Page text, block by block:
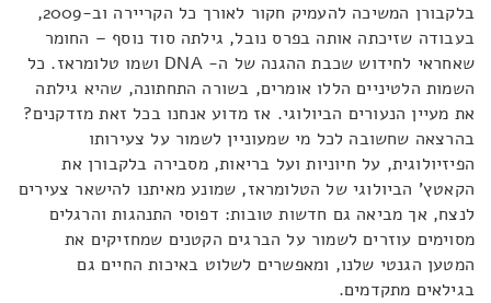
בלקבורן המשיכה להעמיק חקור לאורך כל הקריירה וב-2009,
בעבודה שזיכתה אותה בפרס נובל, גילתה סוד נוסף – החומר
שאחראי לחידוש שכבת ההגנה של ה- DNA ושמו טלומראז. כל
השמות הלטיניים הללו אומרים, בשורה התחתונה, שהיא גילתה
את מעיין הנעורים הביולוגי. אז מדוע אנחנו בכל זאת מזדקנים?
בהרצאה שחשובה לכל מי שמעוניין לשמור על צעירותו
הפיזיולוגית, על חיוניות ועל בריאות, מסבירה בלקבורן את
הקאטץ' הביולוגי של הטלומראז, שמונע מאיתנו להישאר צעירים
לנצח, אך מביאה גם חדשות טובות: דפוסי התנהגות והרגלים
מסוימים עוזרים לשמור על הברגים הקטנים שמחזיקים את
המטען הגנטי שלנו, ומאפשרים לשלוט באיכות החיים גם
בגילאים מתקדמים.